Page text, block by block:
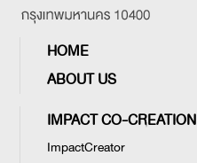
HOME
ABOUT US
IMPACT CO-CREATION
ImpactCreator